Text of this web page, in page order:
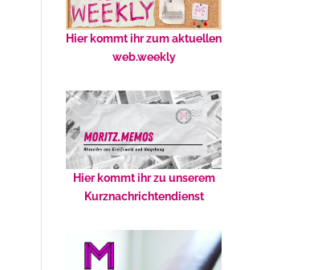
Hier kommt ihr zum aktuellen
web.weekly
Hier kommt ihr zu unserem
Kurznachrichtendienst